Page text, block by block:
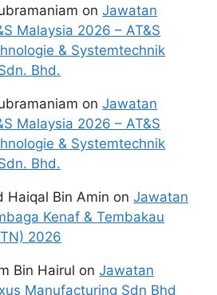
onJawatan
Malaysia 2026 – AT&S
& Systemtechnik
Bhd.
onJawatan
Malaysia 2026 – AT&S
& Systemtechnik
Bhd.
Haiqal Bin Amin onJawatan
Kenaf & Tembakau
2026
Bin Hairul onJawatan
Manufacturing Sdn Bhd